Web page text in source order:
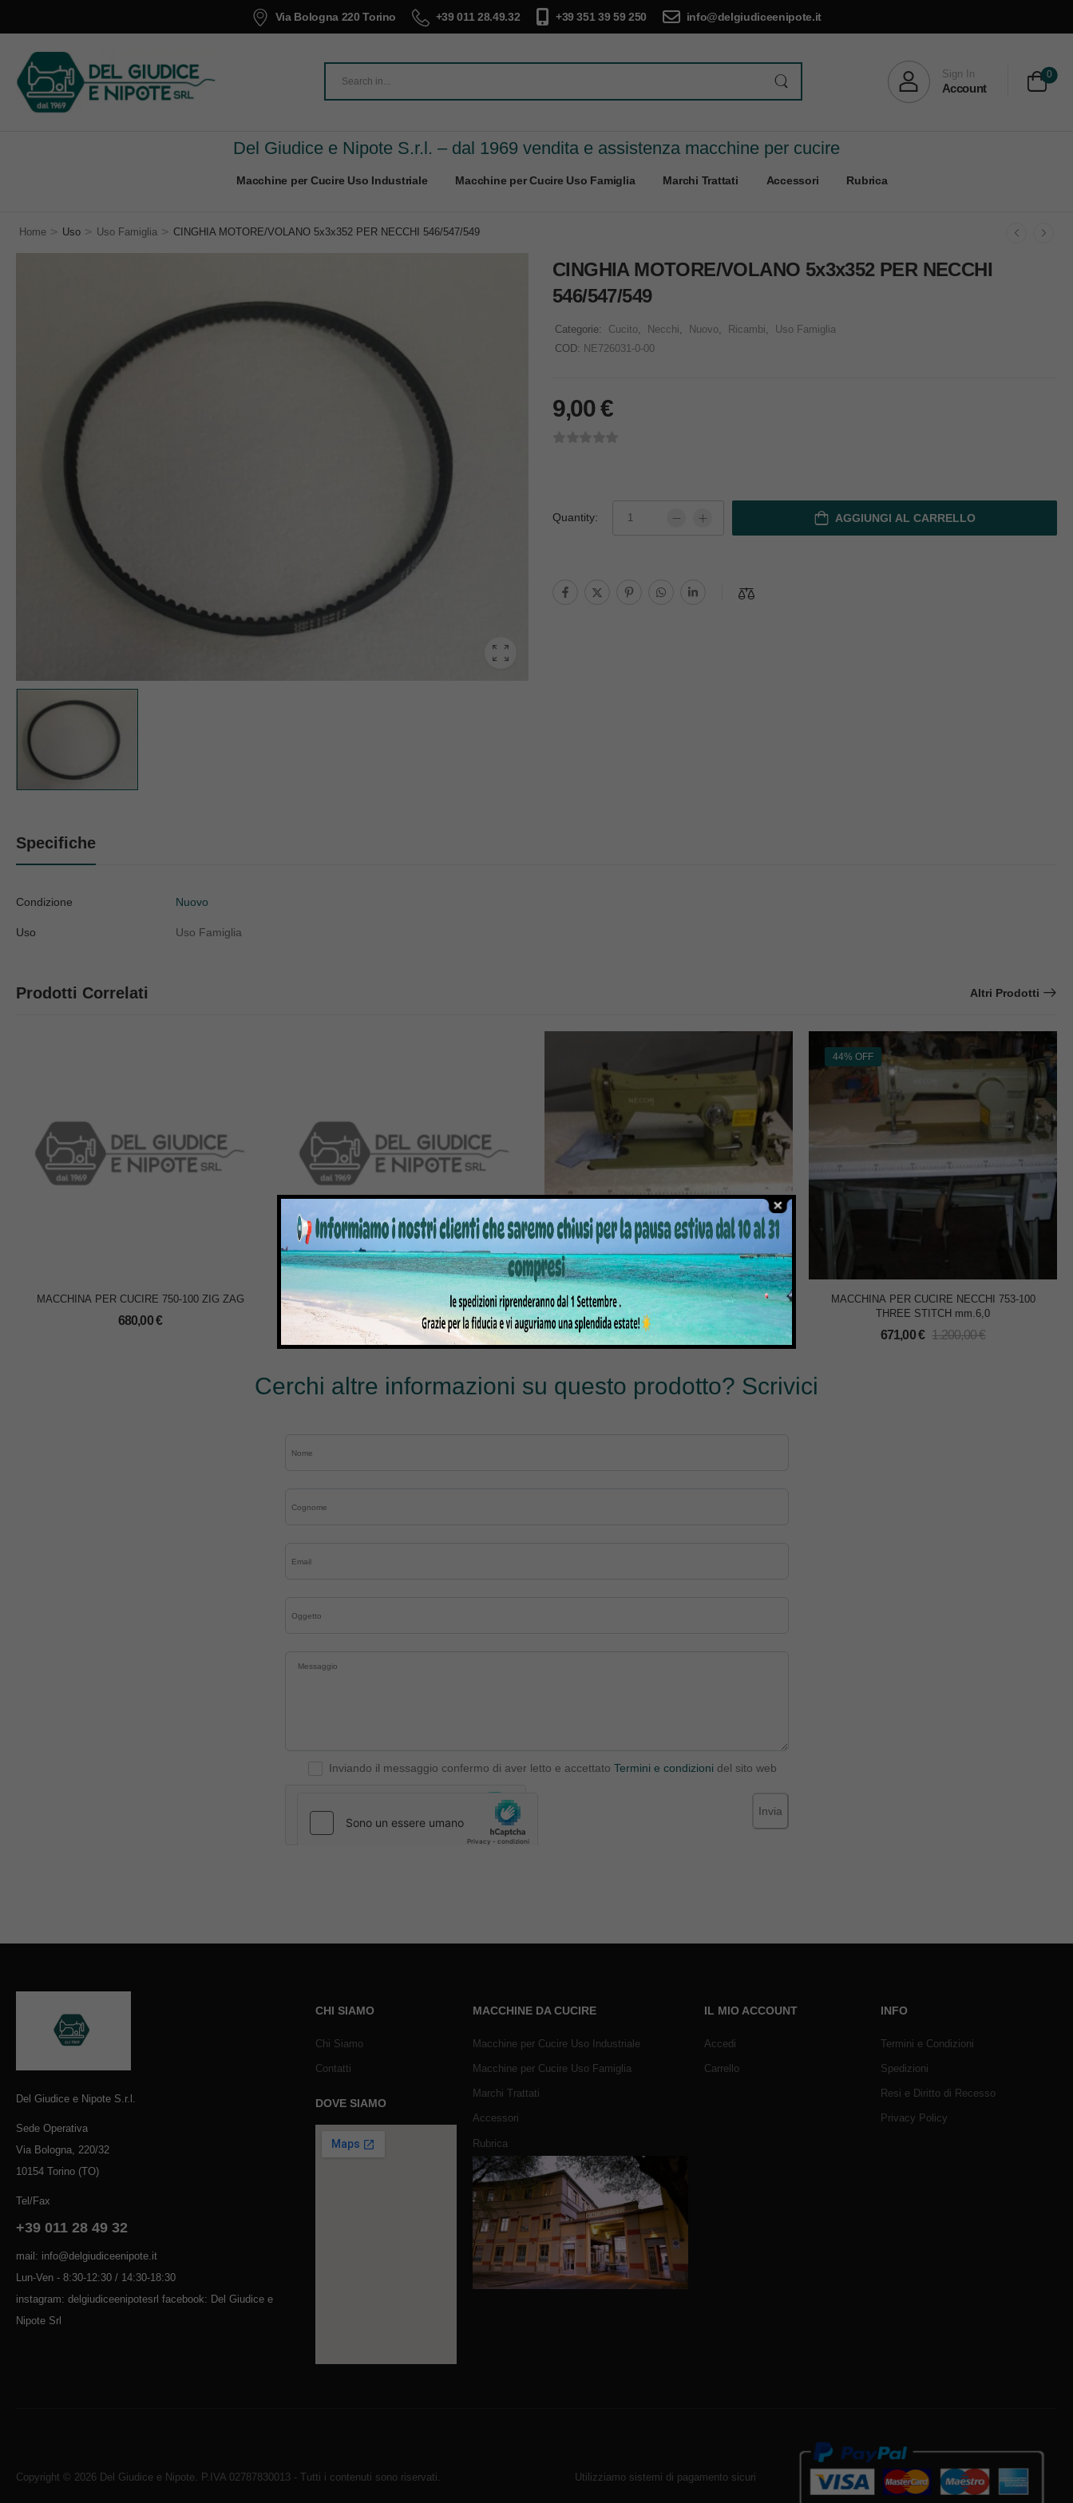
Via Bologna 220 Torino +39 011 28.49.32 +39 351 39 59 250 info@delgiudiceenipote.it
Sign In
Account
0
Del Giudice e Nipote S.r.l. – dal 1969 vendita e assistenza macchine per cucire
Macchine per Cucire Uso Industriale Macchine per Cucire Uso Famiglia Marchi Trattati Accessori Rubrica
Home > Uso > Uso Famiglia > CINGHIA MOTORE/VOLANO 5x3x352 PER NECCHI 546/547/549
CINGHIA MOTORE/VOLANO 5x3x352 PER NECCHI
546/547/549
Categorie: Cucito Necchi Nuovo Ricambi
Uso Famiglia
COD: NE726031-0-00
9,00€
Quantity: AGGIUNGI AL CARRELLO
Specifiche
Condizione Nuovo
Uso Uso Famiglia
Prodotti Correlati Altri Prodotti
MACCHINA PER CUCIRE 750-100 ZIG ZAG
680,00€
MACCHINA PER CUCIRE 831-100/101
LINEARE
488,00
MACCHINA PER CUCIRE 752-100 ZIG ZAG
C/COLTELLO RIFILATORE
488,00€
44% OFF
MACCHINA PER CUCIRE NECCHI 753-100
THREE STITCH mm.6,0
671,00€ 1.200,00€
Cerchi altre informazioni su questo prodotto? Scrivici
Inviando il messaggio confermo di aver letto e accettato Termini e condizioni del sito web
Invia
Del Giudice e Nipote S.r.l.
Sede Operativa
Via Bologna, 220/32
10154 Torino (TO)
Tel/Fax
+39 011 28 49 32
mail: info@delgiudiceenipote.it
Lun-Ven - 8:30-12:30 / 14:30-18:30
instagram: delgiudiceenipotesrl facebook: Del Giudice e
Nipote Srl
CHI SIAMO
Chi Siamo
Contatti
DOVE SIAMO
MACCHINE DA CUCIRE
Macchine per Cucire Uso Industriale
Macchine per Cucire Uso Famiglia
Marchi Trattati
Accessori
Rubrica
IL MIO ACCOUNT
Accedi
Carrello
INFO
Termini e Condizioni
Spedizioni
Resi e Diritto di Recesso
Privacy Policy
Copyright © 2026 Del Giudice e Nipote. P.IVA 02787830013 - Tutti i contenuti sono riservati. Utilizziamo sistemi di pagamento sicuri